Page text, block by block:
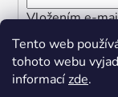
Tento web
tohoto webu
informacízde.
Vložením e-
osobních údajů
PŘIHLÁSIT